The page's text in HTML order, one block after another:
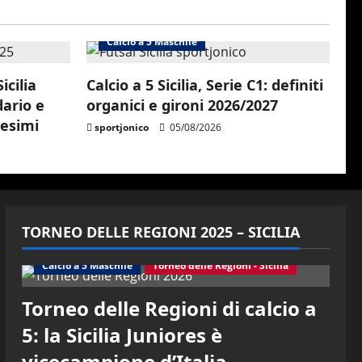
e
Calcio a 5 Maschile
Calcio a 5 Sicilia, Serie C1: definiti
organici e gironi 2026/2027
sportjonico 05/08/2026
TORNEO DELLE REGIONI 2025 – SICILIA
Calcio a 5 Maschile Torneo delle Regioni - Sicilia
Torneo delle Regioni di calcio a
5: la Sicilia Juniores è